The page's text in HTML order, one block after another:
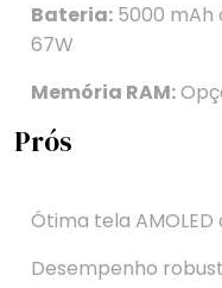
Bateria: 5000
67W
Memória RAM:
Prós
Ótima tela
Desempenho